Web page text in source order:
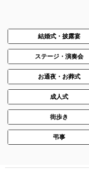
結婚式・披露宴
ステージ・演奏会
お通夜・お葬式
成人式
街歩き
弔事